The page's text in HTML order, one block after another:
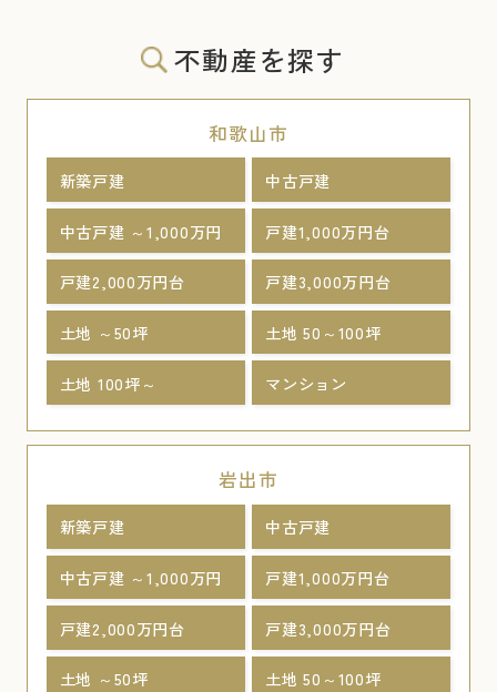
不動産を探す
和歌山市
新築戸建 中古戸建
中古戸建 ～1,000万円 戸建1,000万円台
戸建2,000万円台 戸建3,000万円台
土地 ～50坪 土地 50～100坪
土地 100坪～ マンション
岩出市
新築戸建 中古戸建
中古戸建 ～1,000万円 戸建1,000万円台
戸建2,000万円台 戸建3,000万円台
土地 ～50坪 土地 50～100坪